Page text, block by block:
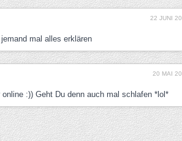
22 JUNI
mal alles erklären
20 MAI
:)) Geht Du denn auch mal schlafen *lol*